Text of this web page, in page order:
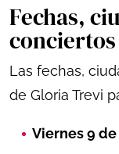
Fechas,
Las fechas,
de Gloria Trevi
Viernes 9